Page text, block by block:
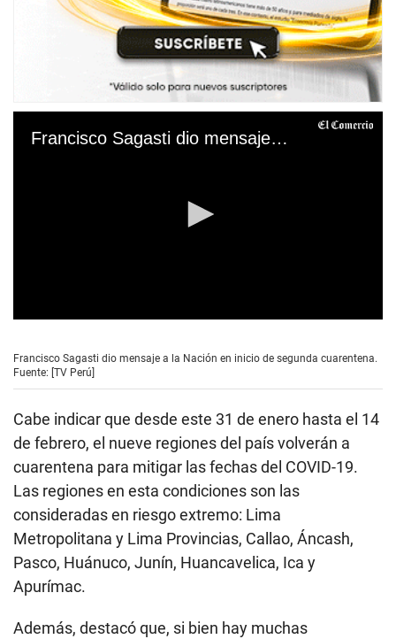
Francisco Sagasti dio mensaje a la Nación en inicio de segunda cuarentena
e
c
d
s
o
f
0
e
c
o
n
s
Francisco Sagasti dio mensaje a la Nación en inicio de segunda cuarentena.
Fuente: [TV Perú]
Cabe indicar que desde este 31 de enero hasta el 14
de febrero, el nueve regiones del país volverán a
cuarentena para mitigar las fechas del COVID-19.
Las regiones en esta condiciones son las
consideradas en riesgo extremo: Lima
Metropolitana y Lima Provincias, Callao, Áncash,
Pasco, Huánuco, Junín, Huancavelica, Ica y
Apurímac.
Además, destacó que, si bien hay muchas